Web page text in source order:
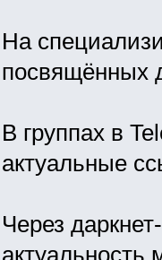
На
посвящённых
В группах в
актуальные
Через